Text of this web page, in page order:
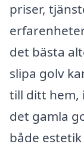
priser,
det bästa
slipa golv
till ditt hem,
det gamla
både